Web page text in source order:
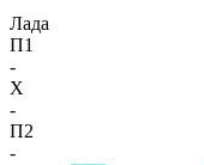
Лада
П1
-
X
-
П2
-